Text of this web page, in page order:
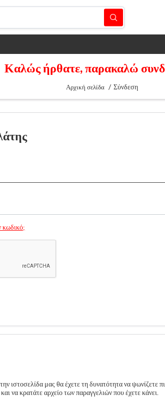
Καλώς ήρθατε, παρακαλώ
Αρχική σελίδα / Σύνδεση
κωδικό;
ιστοσελίδα μας θα έχετε τη δυνατότητα να ψωνίζετε
να κρατάτε αρχείο των παραγγελιών που έχετε κάνει.